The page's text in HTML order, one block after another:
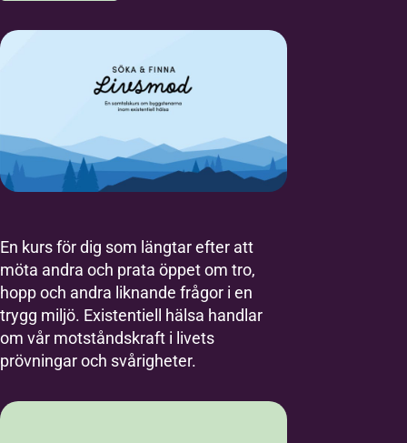
En kurs för dig som längtar efter att
möta andra och prata öppet om tro,
hopp och andra liknande frågor i en
trygg miljö. Existentiell hälsa handlar
om vår motståndskraft i livets
prövningar och svårigheter.